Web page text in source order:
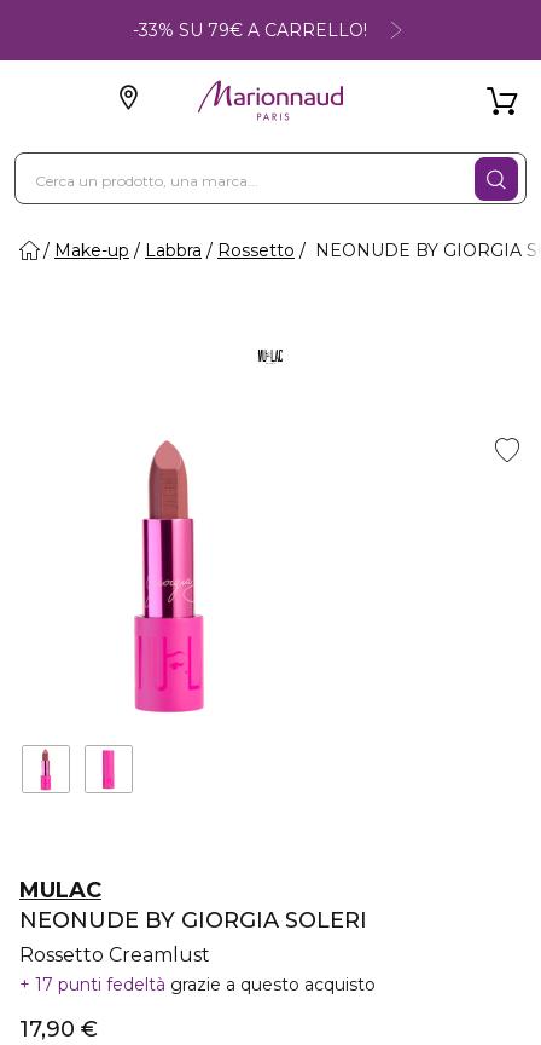
-33% SU 79€ A CARRELLO!
Make-up Labbra Rossetto NEONUDE BY GIORGIA
MULAC
NEONUDE BY GIORGIA SOLERI
Rossetto Creamlust
17 punti fedeltà grazie a questo acquisto
17,90 €